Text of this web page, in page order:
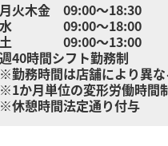
月火木金 09:00～18:30
水 09:00～18:00
土 09:00～13:00
週40時間シフト勤務制
※勤務時間は店舗により異な
※1か月単位の変形労働時間
※休憩時間法定通り付与